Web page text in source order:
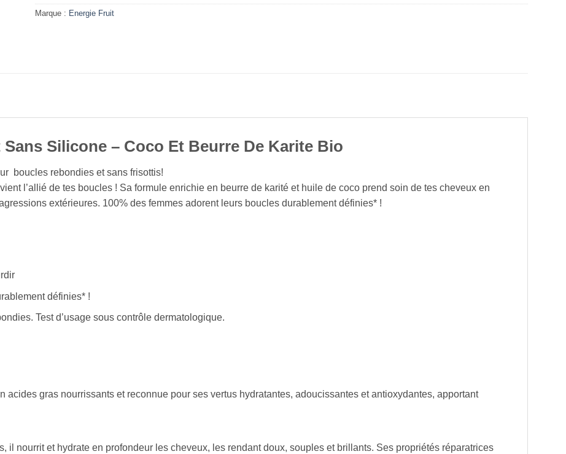
Marque : Energie Fruit
Silicone – Coco Et Beurre De Karite Bio
boucles rebondies et sans frisottis!
l’allié de tes boucles ! Sa formule enrichie en beurre de karité et huile de coco prend soin de tes cheveux en
extérieures. 100% des femmes adorent leurs boucles durablement définies* !
définies* !
Test d’usage sous contrôle dermatologique.
acides gras nourrissants et reconnue pour ses vertus hydratantes, adoucissantes et antioxydantes, apportant
il nourrit et hydrate en profondeur les cheveux, les rendant doux, souples et brillants. Ses propriétés réparatrices